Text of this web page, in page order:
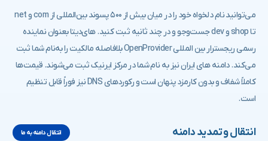
می‌توانید نام دلخواه خود را در میان بیش از ۵۰۰ پسوند بین‌المللی از ‎ comو net
تا ‎ shopو ‎ devجست‌وجو و در چند ثانیه ثبت کنید. های‌دیتا بعنوان نماینده
رسمی ریجسترار بین المللی OpenProvider بلافاصله مالکیت را به‌نام شما ثبت
می‌‌کند. دامنه های ایران نیز به نام شما در مرکز ایرنیک ثبت می‌شوند. قیمت‌ها
کاملاً شفاف و بدون کارمزد پنهان است و رکوردهای DNS نیز فوراً قابل تنظیم
است.
انتقال و تمدید دامنه انتقال دامنه به ما